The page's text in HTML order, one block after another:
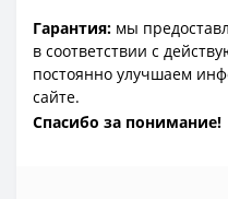
Гарантия: мы
в соответствии с
постоянно улучшаем
сайте.
Спасибо за понимание!